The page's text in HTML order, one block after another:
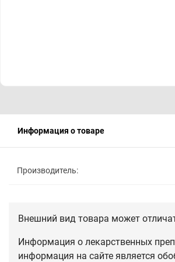
Информация о товаре
Производитель:
Внешний вид товара может
Информация о лекарственных
информация на сайте является